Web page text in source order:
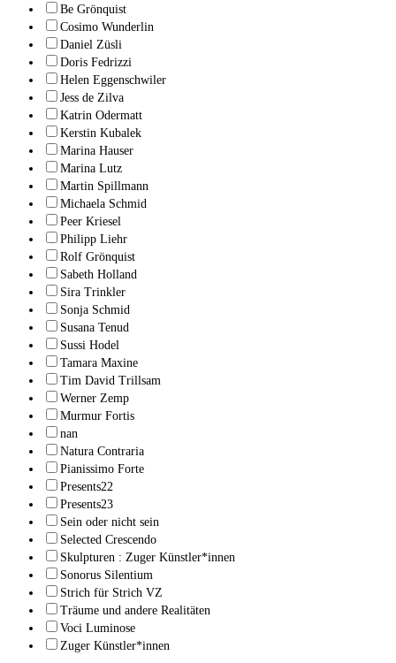
Be Grönquist
Cosimo Wunderlin
Daniel Züsli
Doris Fedrizzi
Helen Eggenschwiler
Jess de Zilva
Katrin Odermatt
Kerstin Kubalek
Marina Hauser
Marina Lutz
Martin Spillmann
Michaela Schmid
Peer Kriesel
Philipp Liehr
Rolf Grönquist
Sabeth Holland
Sira Trinkler
Sonja Schmid
Susana Tenud
Sussi Hodel
Tamara Maxine
Tim David Trillsam
Werner Zemp
Murmur Fortis
nan
Natura Contraria
Pianissimo Forte
Presents22
Presents23
Sein oder nicht sein
Selected Crescendo
Skulpturen : Zuger Künstler*innen
Sonorus Silentium
Strich für Strich VZ
Träume und andere Realitäten
Voci Luminose
Zuger Künstler*innen